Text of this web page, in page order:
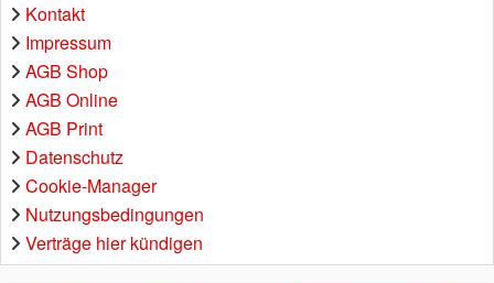
Kontakt
Impressum
AGB Shop
AGB Online
AGB Print
Datenschutz
Cookie-Manager
Nutzungsbedingungen
Verträge hier kündigen